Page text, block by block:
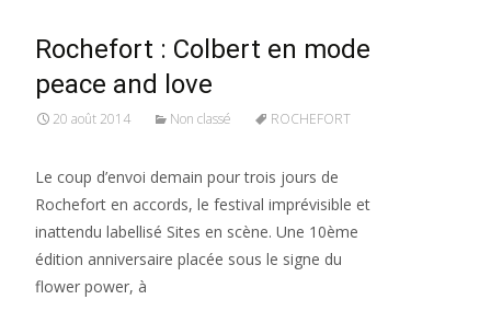
Rochefort : Colbert en mode
peace and love
20 août 2014 Non classé ROCHEFORT
Le coup d’envoi demain pour trois jours de
Rochefort en accords, le festival imprévisible et
inattendu labellisé Sites en scène. Une 10ème
édition anniversaire placée sous le signe du
flower power, à